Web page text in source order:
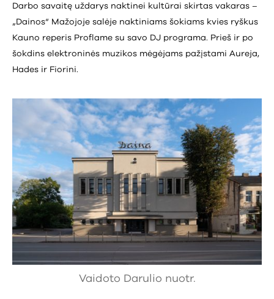
Darbo savaitę uždarys naktinei kultūrai skirtas vakaras –
„Dainos“ Mažojoje salėje naktiniams šokiams kvies ryškus
Kauno reperis Proflame su savo DJ programa. Prieš ir po
šokdins elektroninės muzikos mėgėjams pažįstami Aureja,
Hades ir Fiorini.
Vaidoto Darulio nuotr.